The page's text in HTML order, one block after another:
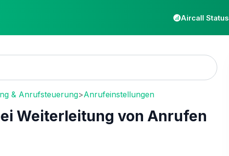
Aircall Status
& Anrufsteuerung>Anrufeinstellungen
Weiterleitung von Anrufen